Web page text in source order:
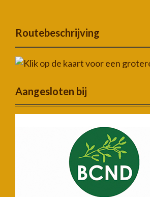
Routebeschrijving
Aangesloten bij